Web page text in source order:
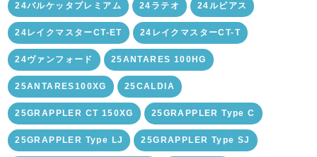
24バルケッタプレミアム 24ラテオ 24ルビアス
24レイクマスターCT-ET 24レイクマスターCT-T
24ヴァンフォード 25ANTARES 100HG
25ANTARES100XG 25CALDIA
25GRAPPLER CT 150XG 25GRAPPLER Type C
25GRAPPLER Type LJ 25GRAPPLER Type SJ